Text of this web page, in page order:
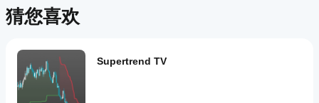
场条
件下
您可
以修
标适
应您
猜您喜欢
Supertrend TV